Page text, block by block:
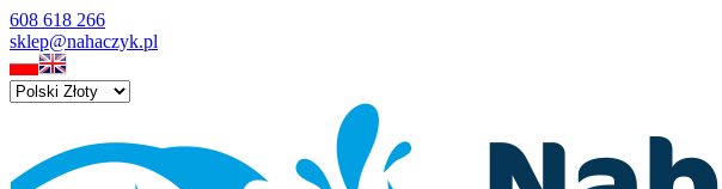
608 618 266
sklep@nahaczyk.pl